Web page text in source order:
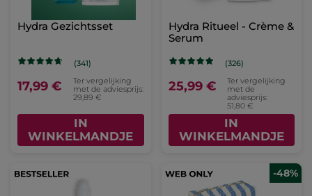
Hydra Gezichtsset
(341)
17,99 €
Ter vergelijking
met de adviesprijs:
29,89 €
IN
WINKELMANDJE
Hydra Ritueel - Crème &
Serum
(326)
25,99 €
Ter vergelijking
met de
adviesprijs:
51,80 €
IN
WINKELMANDJE
-48%